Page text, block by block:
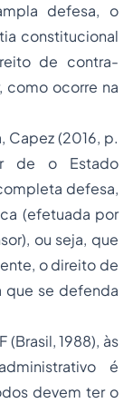
defesa, o
constitucional
de contra-
como ocorre na
Capez (2016, p.
de o Estado
defesa,
(efetuada por
ou seja, que
o direito de
que se defenda
(Brasil, 1988), às
é
devem ter o